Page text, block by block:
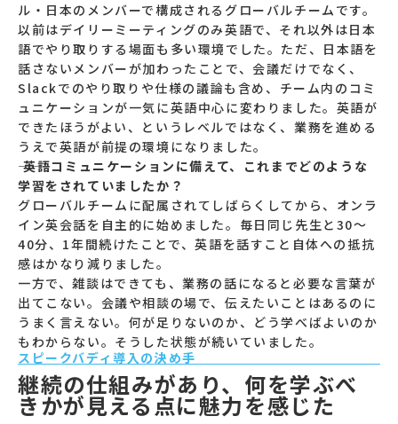
ル・日本のメンバーで構成されるグローバルチームです。
以前はデイリーミーティングのみ英語で、それ以外は日本
語でやり取りする場面も多い環境でした。ただ、日本語を
話さないメンバーが加わったことで、会議だけでなく、
Slackでのやり取りや仕様の議論も含め、チーム内のコミ
ュニケーションが一気に英語中心に変わりました。英語が
できたほうがよい、というレベルではなく、業務を進める
うえで英語が前提の環境になりました。
―― 英語コミュニケーションに備えて、これまでどのような
学習をされていましたか？
グローバルチームに配属されてしばらくしてから、オンラ
イン英会話を自主的に始めました。毎日同じ先生と30〜
40分、1年間続けたことで、英語を話すこと自体への抵抗
感はかなり減りました。
一方で、雑談はできても、業務の話になると必要な言葉が
出てこない。会議や相談の場で、伝えたいことはあるのに
うまく言えない。何が足りないのか、どう学べばよいのか
もわからない。そうした状態が続いていました。
スピークバディ導入の決め手
継続の仕組みがあり、何を学ぶべ
きかが見える点に魅力を感じた